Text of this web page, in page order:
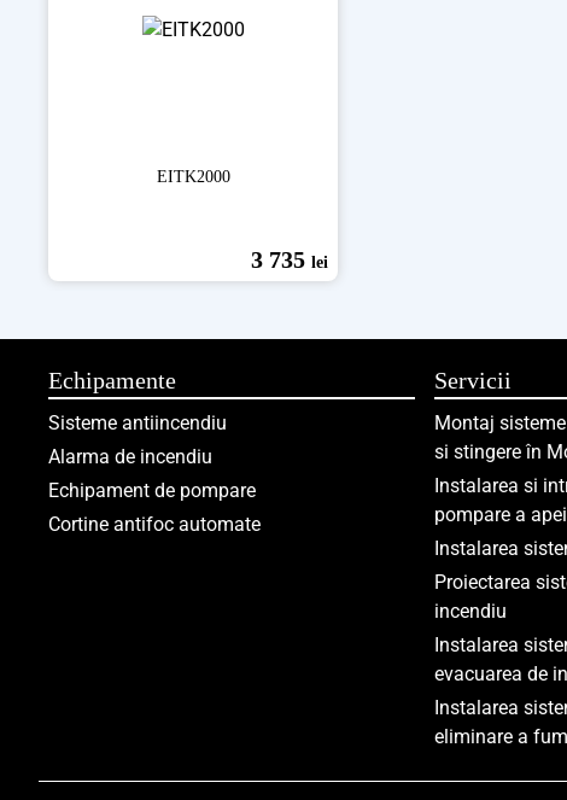
EITK2000
3 735 lei
Echipamente
Sisteme antiincendiu
Alarma de incendiu
Echipament de pompare
Cortine antifoc automate
Servicii
Montaj
si stingere în
Instalarea si
pompare a apei
Instalarea
Proiectarea
incendiu
Instalarea
evacuarea de
Instalarea
eliminare a